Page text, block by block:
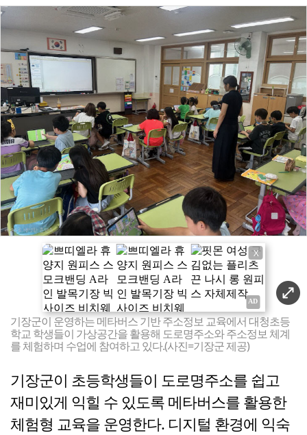
X
기장군이 운영하는 메타버스 기반 주소정보 교육에서 대청초등
학교 학생들이 가상공간을 활용해 도로명주소와 주소정보 체계
를 체험하며 수업에 참여하고 있다.(사진=기장군 제공)
기장군이 초등학생들이 도로명주소를 쉽고
재미있게 익힐 수 있도록 메타버스를 활용한
체험형 교육을 운영한다. 디지털 환경에 익숙